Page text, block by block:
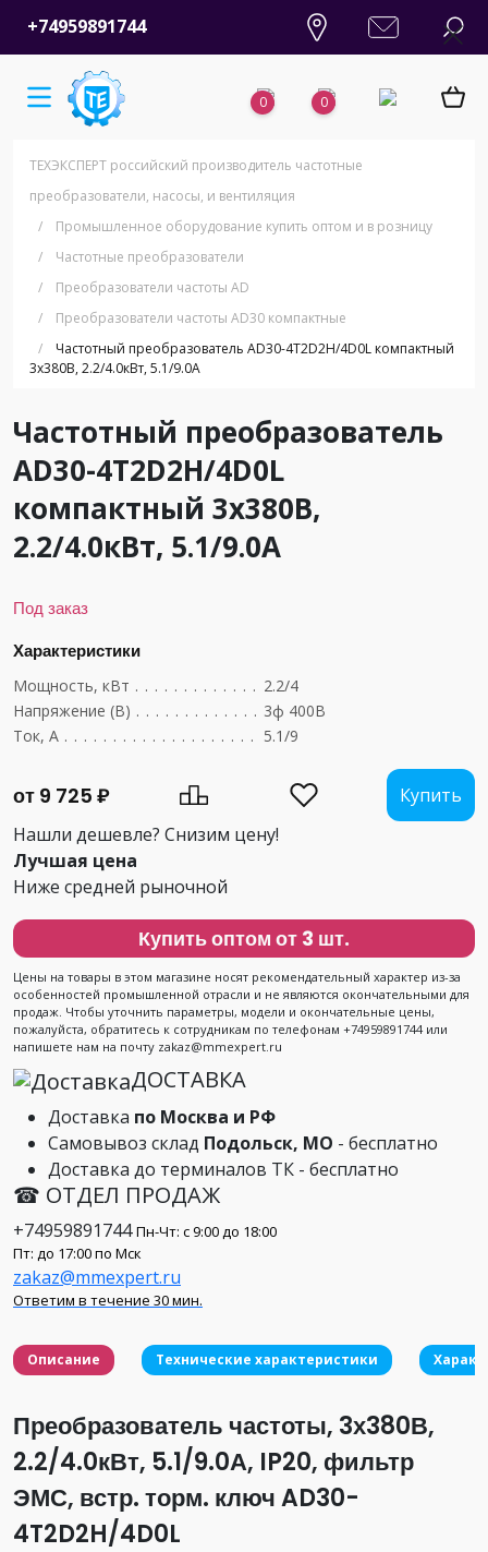
+74959891744
0 0
ТЕХЭКСПЕРТ российский производитель частотные
преобразователи, насосы, и вентиляция
/
Промышленное оборудование купить оптом и в розницу
/
Частотные преобразователи
/
Преобразователи частоты AD
/
Преобразователи частоты AD30 компактные
/
Частотный преобразователь AD30-4T2D2H/4D0L компактный
3х380В, 2.2/4.0кВт, 5.1/9.0А
Частотный преобразователь
AD30-4T2D2H/4D0L
компактный 3х380В,
2.2/4.0кВт, 5.1/9.0А
Под заказ
Характеристики
Мощность, кВт
2.2/4
Напряжение (В)
3ф 400В
Ток, А
5.1/9
от 9 725 ₽
Купить
Нашли дешевле? Снизим цену!
Лучшая цена
Ниже средней рыночной
Купить оптом от 3 шт.
Цены на товары в этом магазине носят рекомендательный характер из-за
особенностей промышленной отрасли и не являются окончательными для
продаж. Чтобы уточнить параметры, модели и окончательные цены,
пожалуйста, обратитесь к сотрудникам по телефонам +74959891744 или
напишете нам на почту zakaz@mmexpert.ru
ДОСТАВКА
Доставка по Москва и РФ
Самовывоз склад Подольск, МО - бесплатно
Доставка до терминалов ТК - бесплатно
☎ ОТДЕЛ ПРОДАЖ
+74959891744 Пн-Чт: с 9:00 до 18:00
Пт: до 17:00 по Мск
zakaz@mmexpert.ru
Ответим в течение 30 мин.
Описание Технические характеристики
Преобразователь частоты, 3х380В,
2.2/4.0кВт, 5.1/9.0А, IP20, фильтр
ЭМС, встр. торм. ключ AD30-
4T2D2H/4D0L